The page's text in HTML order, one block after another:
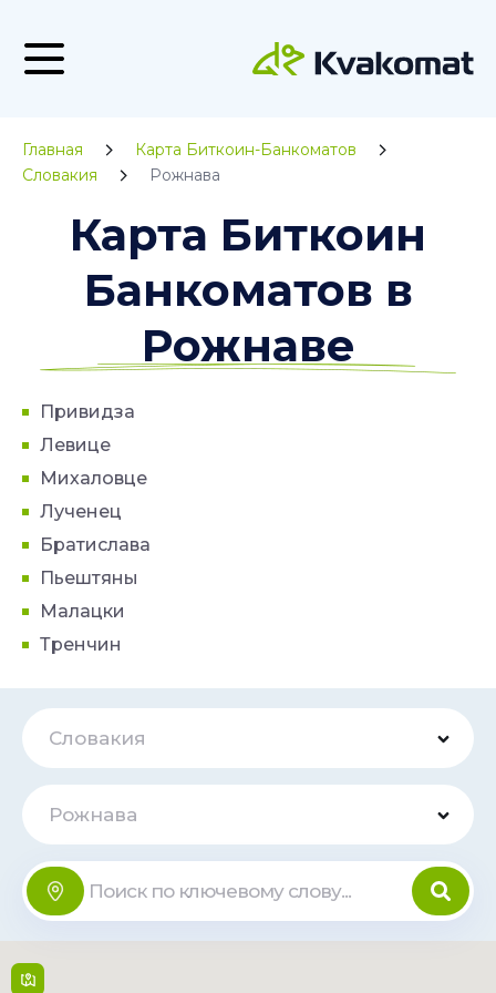
Главная
Карта Биткоин-Банкоматов
Словакия
Рожнава
Карта Биткоин
Банкоматов в
Рожнаве
Привидза
Левице
Михаловце
Лученец
Братислава
Пьештяны
Малацки
Тренчин
Словакия
Рожнава